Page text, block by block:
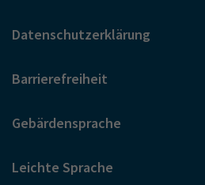
Datenschutzerklärung
Barrierefreiheit
Gebärdensprache
Leichte Sprache